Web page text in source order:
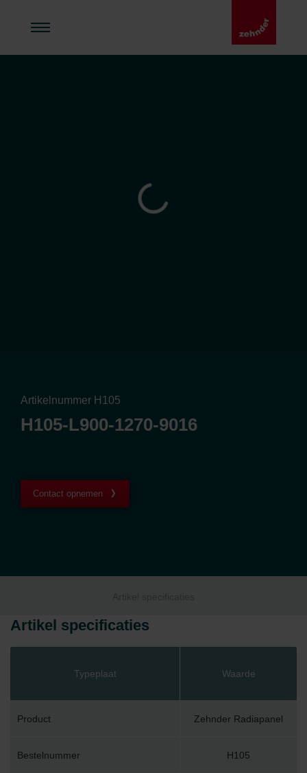
Artikelnummer H105
H105-L900-1270-9016
Contact opnemen
Artikel specificaties
Artikel specificaties
Typeplaat Waarde
Product Zehnder Radiapanel
Bestelnummer H105